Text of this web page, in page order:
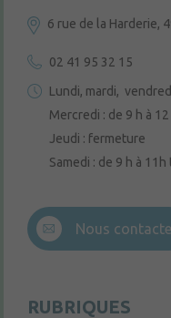
6 rue de la Harderie,
02 41 95 32 15
Lundi, mardi,
Mercredi : de 9 h à
Jeudi : fermeture
Samedi : de 9 h à
Nous
RUBRIQUES